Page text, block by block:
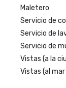
Maletero
Servicio de
Servicio de
Servicio de
Vistas (a la
Vistas (al mar